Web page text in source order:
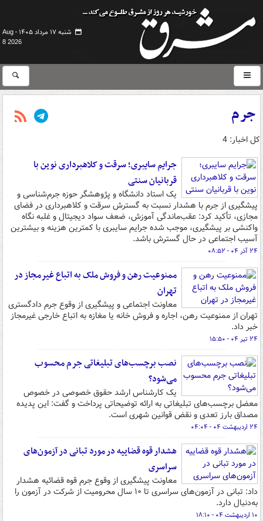
شنبه ۱۷ مرداد ۱۴۰۵ -
Aug
8 2026
جرم
کل اخبار: 4
جرایم سایبری؛ سرقت و کلاهبرداری نوین با
قربانیان سنتی
یک استاد دانشگاه و پژوهشگر حوزه جرم‌شناسی و
پیشگیری از جرم با هشدار نسبت به گسترش سرقت و کلاهبرداری در فضای
مجازی، تأکید کرد: عقب‌ماندگی آموزش، ضعف سواد دیجیتال و غلبه نگاه
واکنشی بر پیشگیری، موجب شده جرایم سایبری با کمترین هزینه و بیشترین
آسیب اجتماعی در حال گسترش باشد.
۲۴ آذر ۰۴ - ۰۸:۵۲
ممنوعیت رهن و فروش ملک به اتباع غیرمجاز در
تهران
معاونت اجتماعی و پیشگیری از وقوع جرم دادگستری
تهران از ممنوعیت رهن، اجاره و فروش خانه یا مغازه به اتباع خارجی غیرمجاز
خبر داد.
۲۴ تیر ۰۴ - ۱۵:۵۰
نصب برچسب‌های تبلیغاتی جرم محسوب
می‌شود؟
یک کارشناس ارشد حقوق خصوصی در خصوص
معضل برچسب‌های تبلیغاتی به ارائه توضیحاتی پرداخت و گفت: این پدیده
مصداق بارز تعدی و نقض قوانین شهری است.
۲۴ اردیبهشت ۰۴ - ۰۴:۰۴
هشدار قوه قضاییه در مورد تبانی در آزمون‌های
سراسری
معاونت پیشگیری از وقوع جرم قوه قضائیه هشدار
داد: تبانی در آزمون‌های سراسری تا ۱۰ سال محرومیت از شرکت در آزمون را
به‌دنبال دارد.
۱۰ اردیبهشت ۰۴ - ۱۸:۱۰